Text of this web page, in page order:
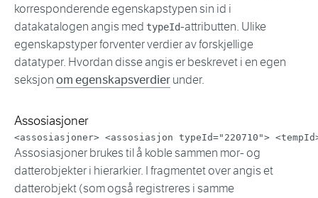
korresponderende egenskapstypen sin id i
datakatalogen angis med typeId-attributten. Ulike
egenskapstyper forventer verdier av forskjellige
datatyper. Hvordan disse angis er beskrevet i en egen
seksjonom egenskapsverdierunder.
Assosiasjoner
<assosiasjoner> <assosiasjon typeId=" 220710 "> <tempId
Assosiasjoner brukes til å koble sammen mor- og
datterobjekter i hierarkier. I fragmentet over angis et
datterobjekt (som også registreres i samme